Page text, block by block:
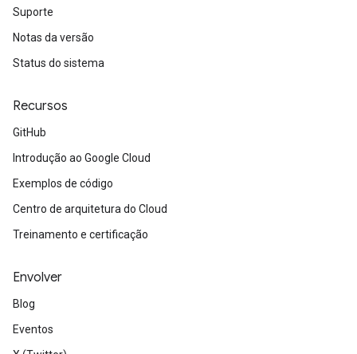
Suporte
Notas da versão
Status do sistema
Recursos
GitHub
Introdução ao Google Cloud
Exemplos de código
Centro de arquitetura do Cloud
Treinamento e certificação
Envolver
Blog
Eventos